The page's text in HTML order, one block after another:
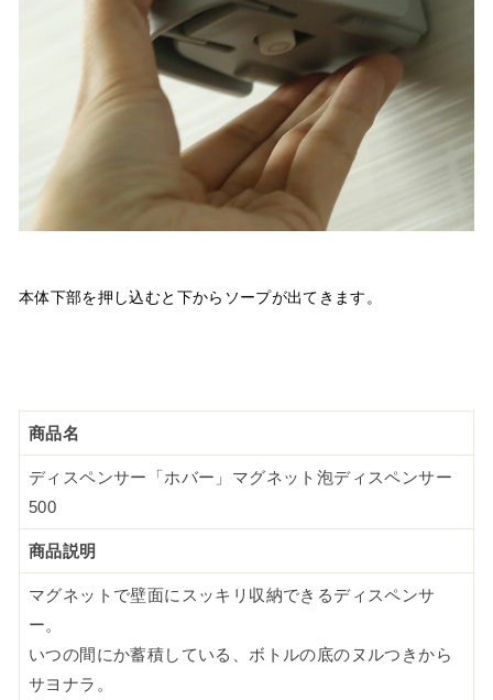
本体下部を押し込むと下からソープが出てきます。
商品名
ディスペンサー「ホバー」マグネット泡ディスペンサー
500
商品説明
マグネットで壁面にスッキリ収納できるディスペンサ
ー。
いつの間にか蓄積している、ボトルの底のヌルつきから
サヨナラ。